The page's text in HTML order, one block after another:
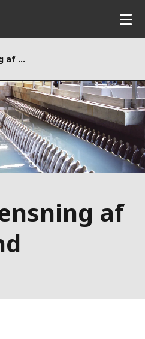
Primær rensning af spildevand
af